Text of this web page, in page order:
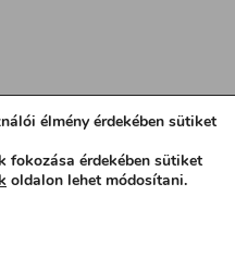
élmény érdekében sütiket
fokozása érdekében sütiket
oldalon lehet módosítani.